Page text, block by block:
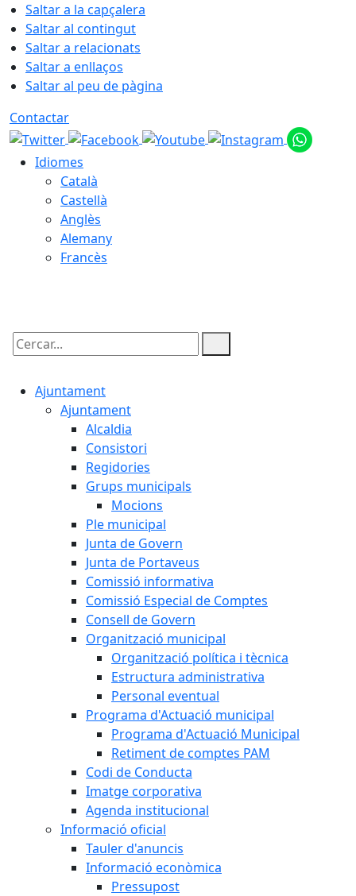
Saltar a la capçalera
Saltar al contingut
Saltar a relacionats
Saltar a enllaços
Saltar al peu de pàgina
Contactar
Idiomes
Català
Castellà
Anglès
Alemany
Francès
Cercar:
Ajuntament
Ajuntament
Alcaldia
Consistori
Regidories
Grups municipals
Mocions
Ple municipal
Junta de Govern
Junta de Portaveus
Comissió informativa
Comissió Especial de Comptes
Consell de Govern
Organització municipal
Organització política i tècnica
Estructura administrativa
Personal eventual
Programa d'Actuació municipal
Programa d'Actuació Municipal
Retiment de comptes PAM
Codi de Conducta
Imatge corporativa
Agenda institucional
Informació oficial
Tauler d'anuncis
Informació econòmica
Pressupost